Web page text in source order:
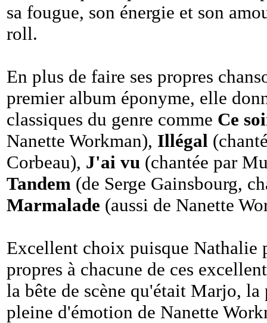
sa fougue, son énergie et son
roll.
En plus de faire ses propres
premier album éponyme, elle
classiques du genre comme Ce
Nanette Workman), Illégal
Corbeau), J'ai vu (chantée par
Tandem (de Serge Gainsbourg,
Marmalade (aussi de Nanette
Excellent choix puisque Nathalie
propres à chacune de ces
la bête de scène qu'était Marjo,
pleine d'émotion de Nanette